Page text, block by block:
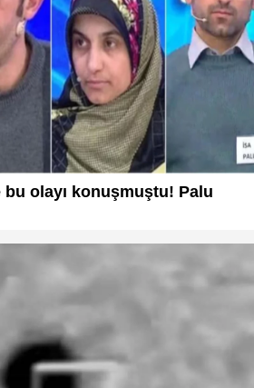
olayı konuşmuştu! Palu